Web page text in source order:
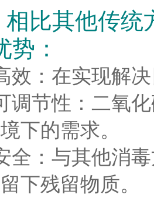
相比其他传统
势：
：在实现解决
节性：二氧化
下的需求。
：与其他消毒
下残留物质。